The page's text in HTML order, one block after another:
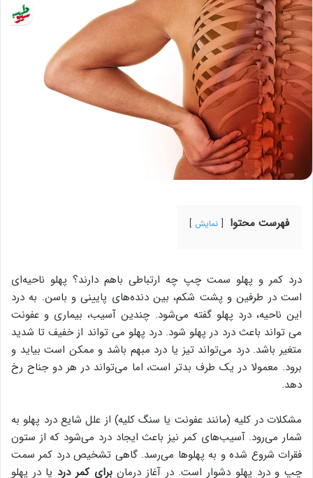
فهرست محتوا نمایش
درد کمر و پهلو سمت چپ چه ارتباطی باهم دارند؟ پهلو ناحیه‌ای
است در طرفین و پشت شکم، بین دنده‌های پایینی و باسن. به درد
این ناحیه، درد پهلو گفته می‌شود. چندین آسیب، بیماری و عفونت
می تواند باعث درد در پهلو شود. درد پهلو می تواند از خفیف تا شدید
متغیر باشد. درد می‌تواند تیز یا درد مبهم باشد و ممکن است بیاید و
برود. معمولا در یک طرف بدتر است، اما می‌تواند در هر دو جناح رخ
دهد.
مشکلات در کلیه (مانند عفونت یا سنگ کلیه) از علل شایع درد پهلو به
شمار می‌رود. آسیب‌های کمر نیز باعث ایجاد درد می‌شود که از ستون
فقرات شروع شده و به پهلوها می‌رسد. گاهی تشخیص درد کمر سمت
چپ و درد پهلو دشوار است. در آغاز درمانبرای کمر درد یا در پهلو